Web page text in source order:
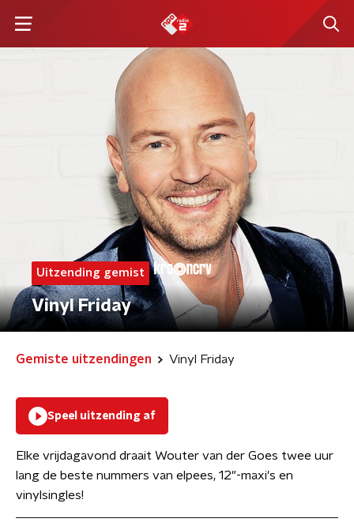
Uitzending gemist
Vinyl Friday
Gemiste uitzendingen Vinyl Friday
Speel uitzending af
Elke vrijdagavond draait Wouter van der Goes twee uur
lang de beste nummers van elpees, 12"-maxi's en
vinylsingles!